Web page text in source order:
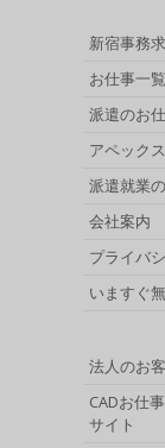
新宿事務
お仕事一覧
派遣のお
アペック
派遣就業
会社案内
プライバ
いますぐ
法人のお
CADお仕
サイト